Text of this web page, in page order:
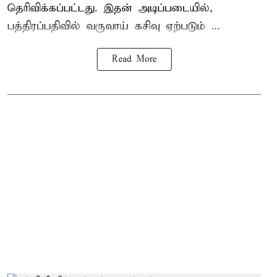
தெரிவிக்கப்பட்டது. இதன் அடிப்படையில்,
பத்திரப்பதிவில் வருவாய் கசிவு ஏற்படும் ...
Read More